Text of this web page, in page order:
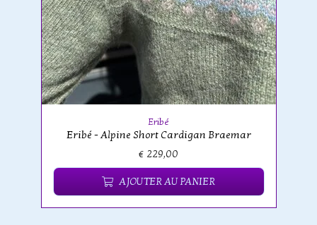
Eribé
Eribé - Alpine Short Cardigan Braemar
€ 229,00
AJOUTER AU PANIER